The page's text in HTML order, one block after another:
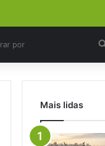
Mais lidas